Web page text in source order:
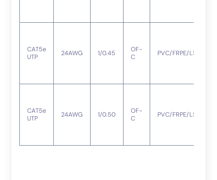
CAT5e
UTP
24AWG 1/0.45
OF-
C
PVC/FRPE/LSZH
CAT5e
UTP
24AWG 1/0.50
OF-
C
PVC/FRPE/LSZH